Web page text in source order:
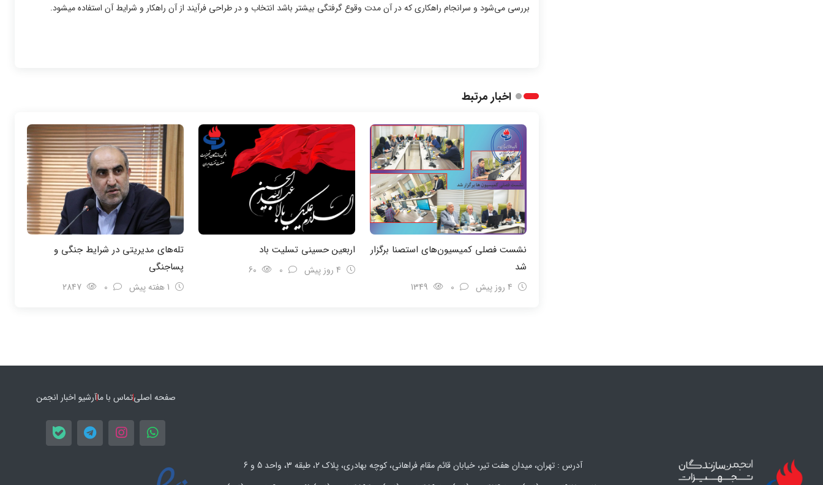
بررسی می‌شود و سرانجام راهکاری که در آن مدت وقوع گرفتگی بیشتر باشد انتخاب و در طراحی فرآیند از آن راهکار و شرایط آن استفاده می‎شود.
اخبار مرتبط
نشست فصلی کمیسیون‌های استصنا برگزار
شد
اربعین حسینی تسلیت باد
تله‌های مدیریتی در شرایط جنگی و
پسا‌جنگی
آدرس : تهران، میدان هفت تیر، خیابان قائم مقام فراهانی، کوچه بهادری، پلاک 2، طبقه 3، واحد 5 و 6
صفحه اصلیتماس با ماآرشیو اخبار انجمن